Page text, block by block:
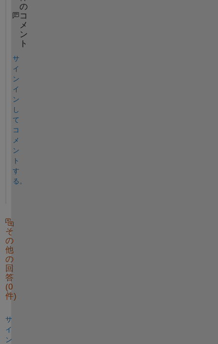
の
コ
メ
ン
ト
サ
イ
ン
イ
ン
し
て
コ
メ
ン
ト
す
る。
そ
の
他
の
回
答
(0
件)
サ
イ
ン